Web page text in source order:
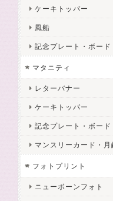
ケーキトッパー
風船
記念プレート・ボード
マタニティ
レターバナー
ケーキトッパー
記念プレート・ボード
マンスリーカード・月
フォトプリント
ニューボーンフォト